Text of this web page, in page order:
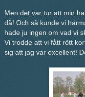
Men det var tur att min
då! Och så kunde vi
hade ju ingen om vad vi
Vi trodde att vi fått rött
sig att jag var excellent!